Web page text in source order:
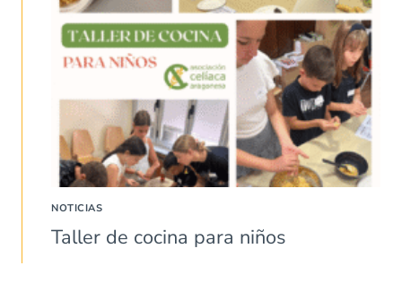
NOTICIAS
Taller de cocina para niños